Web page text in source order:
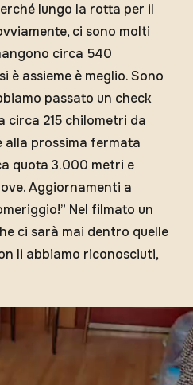
lungo la rotta per il
ci sono molti
circa 540
è assieme è meglio. Sono
passato un check
circa 215 chilometri da
prossima fermata
quota 3.000 metri e
Aggiornamenti a
Nel filmato un
ci sarà mai dentro quelle
li abbiamo riconosciuti,